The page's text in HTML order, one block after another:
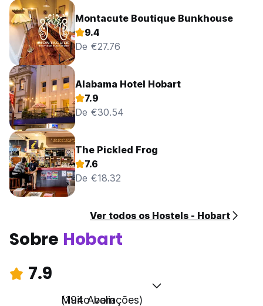
Montacute Boutique Bunkhouse
9.4
De €27.76
Alabama Hotel Hobart
7.9
De €30.54
The Pickled Frog
7.6
De €18.32
Ver todos os Hostels - Hobart
Sobre Hobart
7.9
Muito bom
(194 Avaliações)